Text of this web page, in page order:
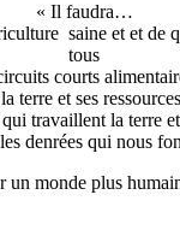
« Il faudra…
saine et et de
tous
courts
terre et ses
travaillent la terre
denrées qui nous
un monde plus